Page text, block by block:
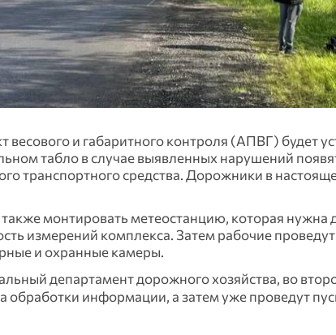
весового и габаритного контроля (АПВГ) будет
табло в случае выявленных нарушений
транспортного средства. Дорожники в
монтировать метеостанцию, которая
измерений комплекса. Затем рабочие
и охранные камеры.
департамент дорожного хозяйства, во
обработки информации, а затем уже проведут